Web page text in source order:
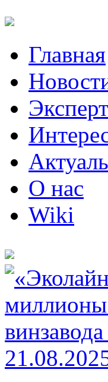
Главная
О нас
Wiki